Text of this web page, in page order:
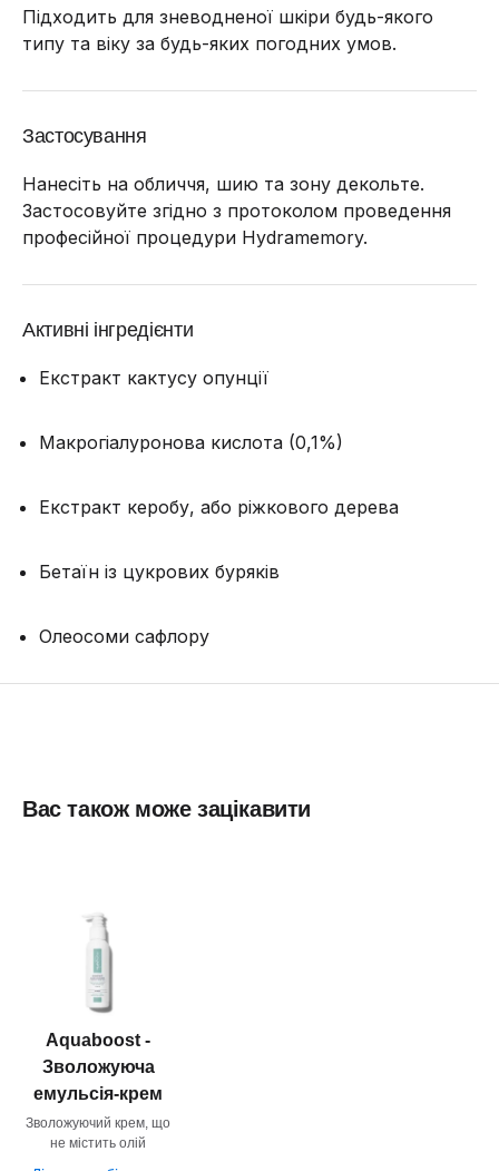
Підходить для зневодненої шкіри будь-якого
типу та віку за будь-яких погодних умов.
Застосування
Нанесіть на обличчя, шию та зону декольте.
Застосовуйте згідно з протоколом проведення
професійної процедури Hydramemory.
Активні інгредієнти
Екстракт кактусу опунції
Макрогіалуронова кислота (0,1%)
Екстракт керобу, або ріжкового дерева
Бетаїн із цукрових буряків
Олеосоми сафлору
Вас також може зацікавити
Aquaboost -
Зволожуюча
емульсія-крем
Зволожуючий крем, що
не містить олій